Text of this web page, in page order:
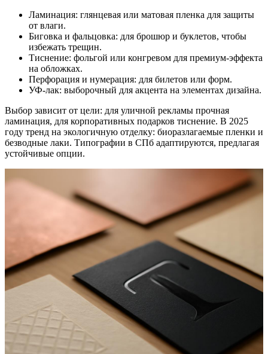
Ламинация: глянцевая или матовая пленка для защиты
от влаги.
Биговка и фальцовка: для брошюр и буклетов, чтобы
избежать трещин.
Тиснение: фольгой или конгревом для премиум-эффекта
на обложках.
Перфорация и нумерация: для билетов или форм.
УФ-лак: выборочный для акцента на элементах дизайна.
Выбор зависит от цели: для уличной рекламы прочная
ламинация, для корпоративных подарков тиснение. В 2025
году тренд на экологичную отделку: биоразлагаемые пленки и
безводные лаки. Типографии в СПб адаптируются, предлагая
устойчивые опции.